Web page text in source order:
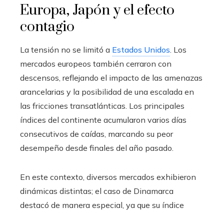
Europa, Japón y el efecto
contagio
La tensión no se limitó a Estados Unidos . Los
mercados europeos también cerraron con
descensos, reflejando el impacto de las amenazas
arancelarias y la posibilidad de una escalada en
las fricciones transatlánticas. Los principales
índices del continente acumularon varios días
consecutivos de caídas, marcando su peor
desempeño desde finales del año pasado.
En este contexto, diversos mercados exhibieron
dinámicas distintas; el caso de Dinamarca
destacó de manera especial, ya que su índice